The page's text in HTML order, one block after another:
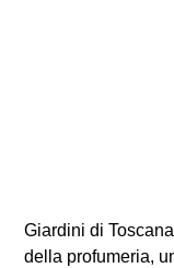
Giardini di
della profumeria,